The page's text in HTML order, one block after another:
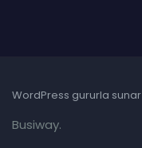
WordPress gururla sunar
Busiway.